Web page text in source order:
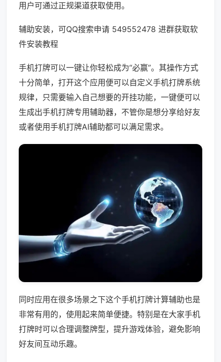
用户可通过正规渠道获取使用。
辅助安装，可QQ搜索申请 549552478 进群获取软
件安装教程
手机打牌可以一键让你轻松成为“必赢”。其操作方式
十分简单，打开这个应用便可以自定义手机打牌系统
规律，只需要输入自己想要的开挂功能，一键便可以
生成出手机打牌专用辅助器，不管你是想分享给好友
或者使用手机打牌AI辅助都可以满足需求。
同时应用在很多场景之下这个手机打牌计算辅助也是
非常有用的，使用起来简单便捷。特别是在大家手机
打牌时可以合理调整牌型，提升游戏体验，避免影响
好友间互动乐趣。